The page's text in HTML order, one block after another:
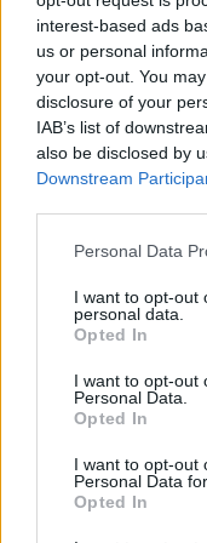
interest-based ads
us or personal
your opt-out. You
disclosure of your
IAB’s list of
also be disclosed by
Downstream
Personal Data
I want to opt-out
personal data.
Opted In
I want to opt-out
Personal Data.
Opted In
I want to opt-out
Personal Data
Opted In
Κτηματολόγιο και
Κολυμβητήριο στη
Κουφέλου με το
Πολεοδομικός
αντισεισμική
στελέχωση των
υπηρεσιών
ατζέντα της
Στην Περιφέρεια
Πλωμαρίου
Ο Θεόδωρος
την αγορά πλήρως
του στο κλιμάκιο
Με λαμπρότητα η
του Σωτήρος στη
Μιστεγνών